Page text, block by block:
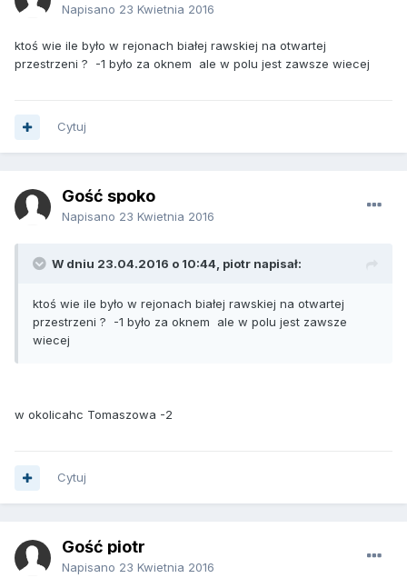
Napisano 23 Kwietnia 2016
ktoś wie ile było w rejonach białej rawskiej na otwartej
przestrzeni ? -1 było za oknem ale w polu jest zawsze wiecej
Cytuj
Gość spoko
Napisano 23 Kwietnia 2016
W dniu 23.04.2016 o 10:44, piotr napisał:
ktoś wie ile było w rejonach białej rawskiej na otwartej
przestrzeni ? -1 było za oknem ale w polu jest zawsze
wiecej
w okolicahc Tomaszowa -2
Cytuj
Gość piotr
Napisano 23 Kwietnia 2016